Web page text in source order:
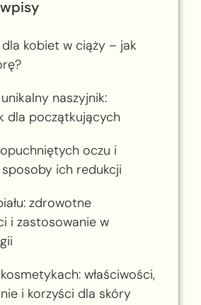
kobiet w ciąży – jak
naszyjnik:
dla początkujących
oczu i
ich redukcji
zdrowotne
i zastosowanie w
właściwości,
i korzyści dla skóry